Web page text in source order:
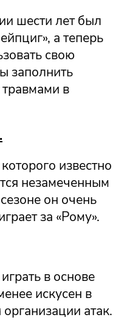
шести лет был
а теперь
свою
заполнить
в
известно
незамеченным
он очень
за «Рому».
в основе
искусен в
атак.